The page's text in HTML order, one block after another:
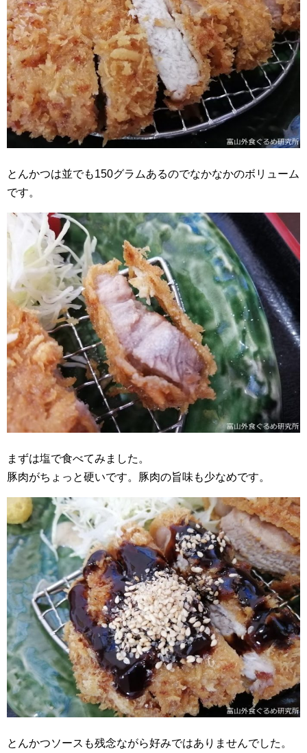
とんかつは並でも150グラムあるのでなかなかのボリューム
です。
まずは塩で食べてみました。
豚肉がちょっと硬いです。豚肉の旨味も少なめです。
とんかつソースも残念ながら好みではありませんでした。